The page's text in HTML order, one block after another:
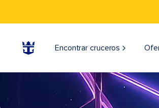
Encontrar cruceros